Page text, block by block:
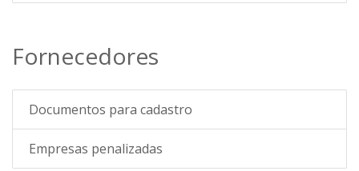
Fornecedores
Documentos para cadastro
Empresas penalizadas